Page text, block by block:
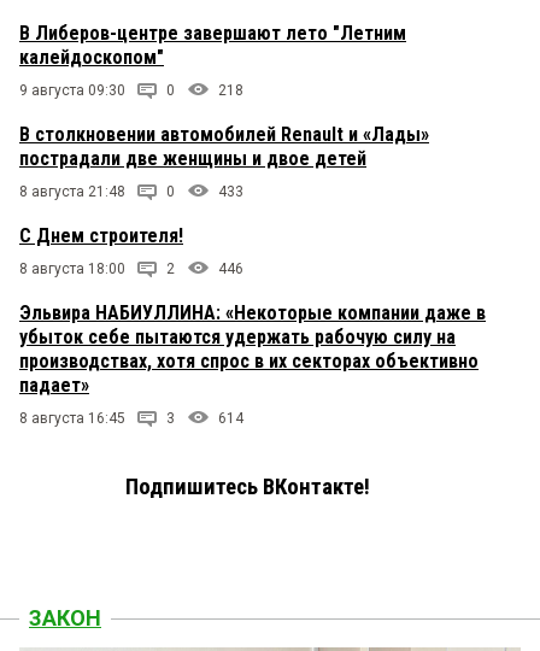
В Либеров-центре завершают лето "Летним
калейдоскопом"
9 августа 09:30 0 218
В столкновении автомобилей Renault и «Лады»
пострадали две женщины и двое детей
8 августа 21:48 0 433
С Днем строителя!
8 августа 18:00 2 446
Эльвира НАБИУЛЛИНА: «Некоторые компании даже в
убыток себе пытаются удержать рабочую силу на
производствах, хотя спрос в их секторах объективно
падает»
8 августа 16:45 3 614
Подпишитесь ВКонтакте!
ЗАКОН